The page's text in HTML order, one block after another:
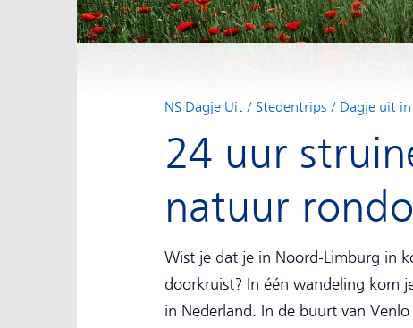
NS Dagje Uit Stedentrips Dagje uit
24 uur
natuur
Wist je dat je in Noord-Limburg in
doorkruist? In één wandeling kom
in Nederland. In de buurt van